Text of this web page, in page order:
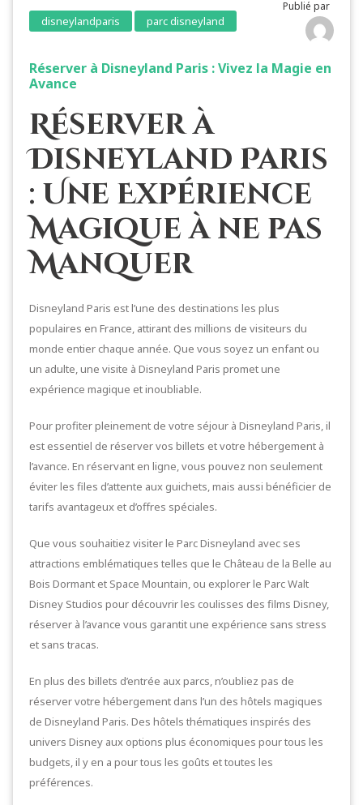
disneylandparis parc disneyland
Publié par
Réserver à Disneyland Paris : Vivez la Magie en
Avance
Réserver à
Disneyland Paris
: Une Expérience
Magique à ne pas
Manquer
Disneyland Paris est l’une des destinations les plus
populaires en France, attirant des millions de visiteurs du
monde entier chaque année. Que vous soyez un enfant ou
un adulte, une visite à Disneyland Paris promet une
expérience magique et inoubliable.
Pour profiter pleinement de votre séjour à Disneyland Paris, il
est essentiel de réserver vos billets et votre hébergement à
l’avance. En réservant en ligne, vous pouvez non seulement
éviter les files d’attente aux guichets, mais aussi bénéficier de
tarifs avantageux et d’offres spéciales.
Que vous souhaitiez visiter le Parc Disneyland avec ses
attractions emblématiques telles que le Château de la Belle au
Bois Dormant et Space Mountain, ou explorer le Parc Walt
Disney Studios pour découvrir les coulisses des films Disney,
réserver à l’avance vous garantit une expérience sans stress
et sans tracas.
En plus des billets d’entrée aux parcs, n’oubliez pas de
réserver votre hébergement dans l’un des hôtels magiques
de Disneyland Paris. Des hôtels thématiques inspirés des
univers Disney aux options plus économiques pour tous les
budgets, il y en a pour tous les goûts et toutes les
préférences.